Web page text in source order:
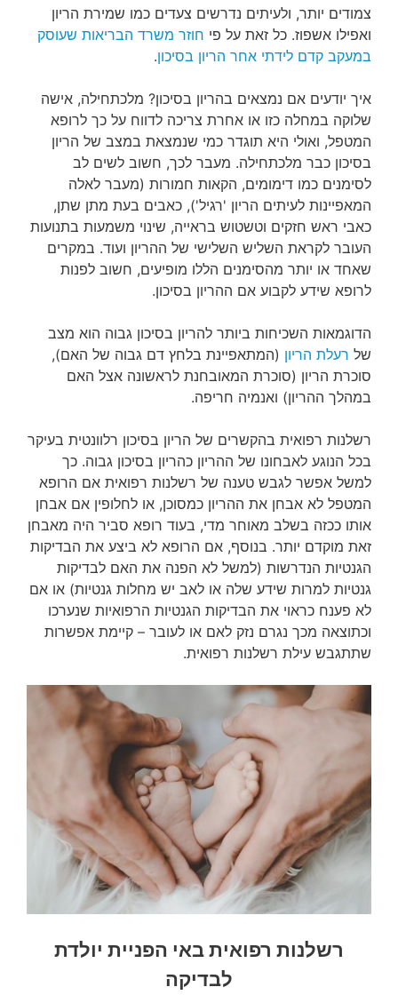
צמודים יותר, ולעיתים נדרשים צעדים כמו שמירת הריון
ואפילו אשפוז. כל זאת על פי חוזר משרד הבריאות שעוסק
במעקב קדם לידתי אחר הריון בסיכון.
איך יודעים אם נמצאים בהריון בסיכון? מלכתחילה, אישה
שלוקה במחלה כזו או אחרת צריכה לדווח על כך לרופא
המטפל, ואולי היא תוגדר כמי שנמצאת במצב של הריון
בסיכון כבר מלכתחילה. מעבר לכך, חשוב לשים לב
לסימנים כמו דימומים, הקאות חמורות (מעבר לאלה
המאפיינות לעיתים הריון 'רגיל'), כאבים בעת מתן שתן,
כאבי ראש חזקים וטשטוש בראייה, שינוי משמעות בתנועות
העובר לקראת השליש השלישי של ההריון ועוד. במקרים
שאחד או יותר מהסימנים הללו מופיעים, חשוב לפנות
לרופא שידע לקבוע אם ההריון בסיכון.
הדוגמאות השכיחות ביותר להריון בסיכון גבוה הוא מצב
של רעלת הריון (המתאפיינת בלחץ דם גבוה של האם),
סוכרת הריון (סוכרת המאובחנת לראשונה אצל האם
במהלך ההריון) ואנמיה חריפה.
רשלנות רפואית בהקשרים של הריון בסיכון רלוונטית בעיקר
בכל הנוגע לאבחונו של ההריון כהריון בסיכון גבוה. כך
למשל אפשר לגבש טענה של רשלנות רפואית אם הרופא
המטפל לא אבחן את ההריון כמסוכן, או לחלופין אם אבחן
אותו ככזה בשלב מאוחר מדי, בעוד רופא סביר היה מאבחן
זאת מוקדם יותר. בנוסף, אם הרופא לא ביצע את הבדיקות
הגנטיות הנדרשות (למשל לא הפנה את האם לבדיקות
גנטיות למרות שידע שלה או לאב יש מחלות גנטיות) או אם
לא פענח כראוי את הבדיקות הגנטיות הרפואיות שנערכו
וכתוצאה מכך נגרם נזק לאם או לעובר – קיימת אפשרות
שתתגבש עילת רשלנות רפואית.
רשלנות רפואית באי הפניית יולדת
לבדיקה